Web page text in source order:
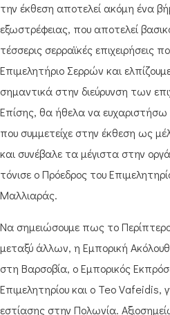
την έκθεση αποτελεί ακόμη ένα
εξωστρέφειας, που αποτελεί
τέσσερις σερραϊκές επιχειρήσεις
Επιμελητήριο Σερρών και
σημαντικά στην διεύρυνση των
Επίσης, θα ήθελα να
που συμμετείχε στην έκθεση ως
και συνέβαλε τα μέγιστα στην
τόνισε ο Πρόεδρος του
Μαλλιαράς.
Να σημειώσουμε πως το
μεταξύ άλλων, η Εμπορική
στη Βαρσοβία, ο Εμπορικός
Επιμελητηρίου και ο Teo
εστίασης στην Πολωνία.